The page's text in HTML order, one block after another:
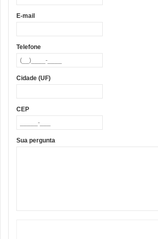
E-mail
Telefone
Cidade (UF)
CEP
Sua pergunta